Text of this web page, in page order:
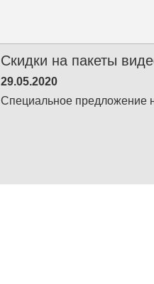
Скидки на пакеты
29.05.2020
Специальное предложение